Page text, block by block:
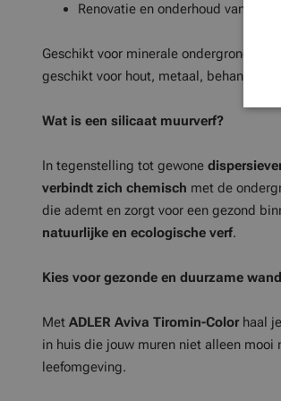
Renovatie en onderhoud van
Geschikt voor minerale ondergronden
geschikt voor hout, metaal, behang of
Wat is een silicaat muurverf?
In tegenstelling tot gewone
verbindt zich chemisch met de
die ademt en zorgt voor een gezond
natuurlijke en ecologische verf.
Kies voor gezonde en duurzame
Met ADLER Aviva Tiromin-Color haal
in huis die jouw muren niet alleen
leefomgeving.